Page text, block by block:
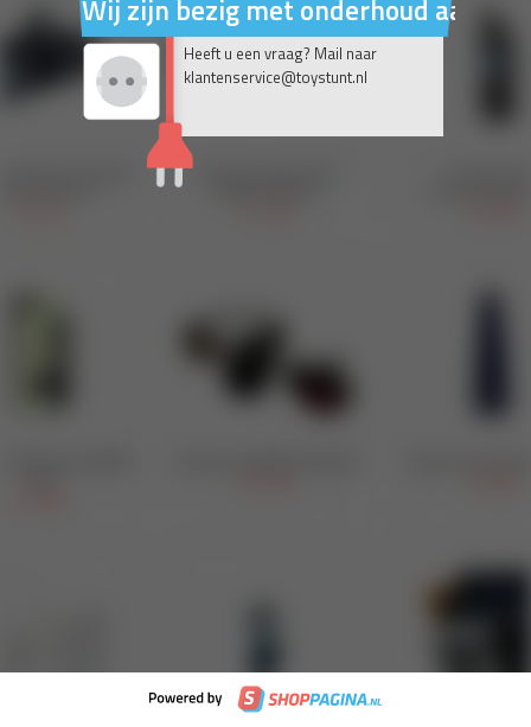
Wij zijn bezig met onderhoud aan
Heeft u een vraag? Mail naar
klantenservice@toystunt.nl